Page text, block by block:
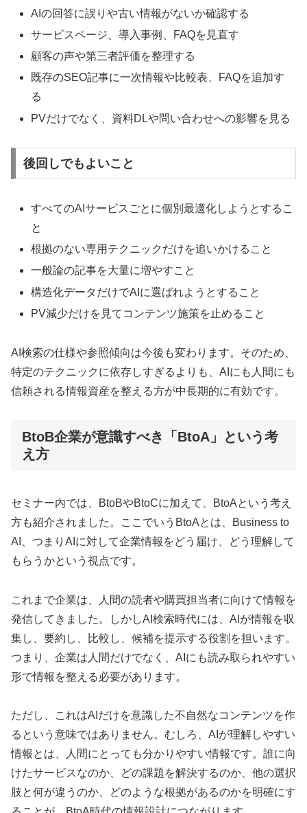
AIの回答に誤りや古い情報がないか確認する
サービスページ、導入事例、FAQを見直す
顧客の声や第三者評価を整理する
既存のSEO記事に一次情報や比較表、FAQを追加す
る
PVだけでなく、資料DLや問い合わせへの影響を見る
後回しでもよいこと
すべてのAIサービスごとに個別最適化しようとするこ
と
根拠のない専用テクニックだけを追いかけること
一般論の記事を大量に増やすこと
構造化データだけでAIに選ばれようとすること
PV減少だけを見てコンテンツ施策を止めること
AI検索の仕様や参照傾向は今後も変わります。そのため、
特定のテクニックに依存しすぎるよりも、AIにも人間にも
信頼される情報資産を整える方が中長期的に有効です。
BtoB企業が意識すべき「BtoA」という考
え方
セミナー内では、BtoBやBtoCに加えて、BtoAという考え
方も紹介されました。ここでいうBtoAとは、Business to
AI、つまりAIに対して企業情報をどう届け、どう理解して
もらうかという視点です。
これまで企業は、人間の読者や購買担当者に向けて情報を
発信してきました。しかしAI検索時代には、AIが情報を収
集し、要約し、比較し、候補を提示する役割を担います。
つまり、企業は人間だけでなく、AIにも読み取られやすい
形で情報を整える必要があります。
ただし、これはAIだけを意識した不自然なコンテンツを作
るという意味ではありません。むしろ、AIが理解しやすい
情報とは、人間にとっても分かりやすい情報です。誰に向
けたサービスなのか、どの課題を解決するのか、他の選択
肢と何が違うのか、どのような根拠があるのかを明確にす